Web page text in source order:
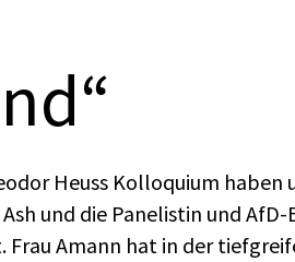
Heuss Kolloquium haben
und die Panelistin und
Frau Amann hat in der